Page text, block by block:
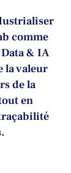
comme
& IA
la valeur
de la
en